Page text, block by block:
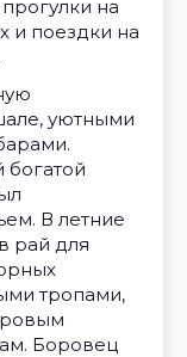
на
и поездки на
уютными
богатой
В летние
рай для
тропами,
Боровец